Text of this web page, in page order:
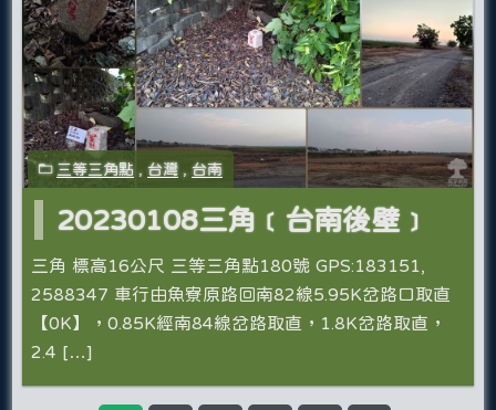
三等三角點 ,台灣 ,台南
20230108三角﹝台南後壁﹞
三角 標高16公尺 三等三角點180號 GPS:183151,
2588347 車行由魚寮原路回南82線5.95K岔路口取直
【0K】，0.85K經南84線岔路取直，1.8K岔路取直，
2.4 […]